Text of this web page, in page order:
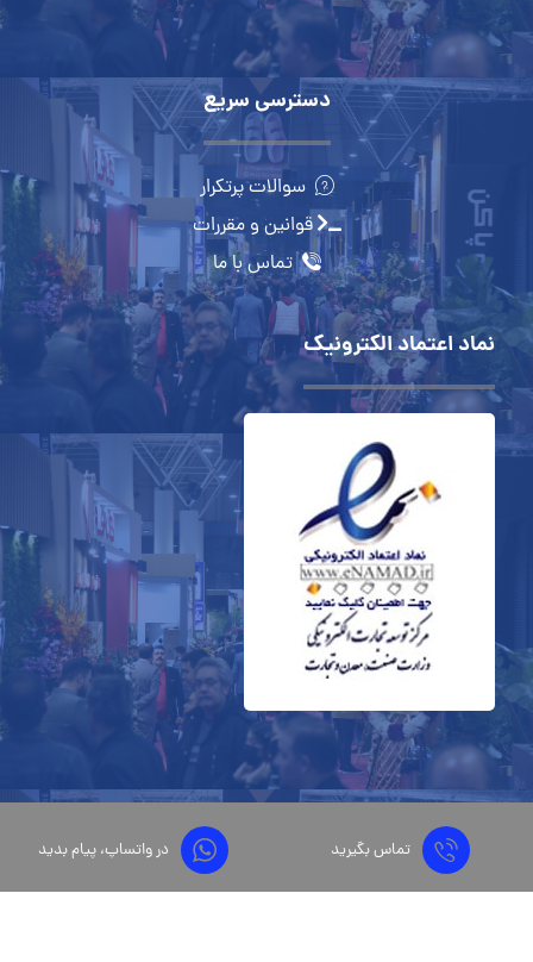
دسترسی سریع
سوالات پرتکرار
قوانین و مقررات
تماس با ما
نماد اعتماد الکترونیک
طراحی و توسعه توسط پویا لینک
تماس بگیرید در واتساپ، پیام بدید